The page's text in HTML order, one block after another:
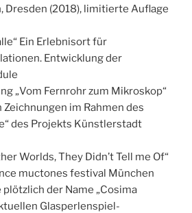
Dresden (2018), limitierte Auflage
Ein Erlebnisort für
Entwicklung der
„Vom Fernrohr zum Mikroskop“
im Rahmen des
des Projekts Künstlerstadt
Worlds, They Didn’t Tell me Of“
muctones festival München
der Name „Cosima
Glasperlenspiel-